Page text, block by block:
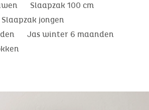
Slaapzak 100 cm
Slaapzak jongen
Jas winter 6 maanden